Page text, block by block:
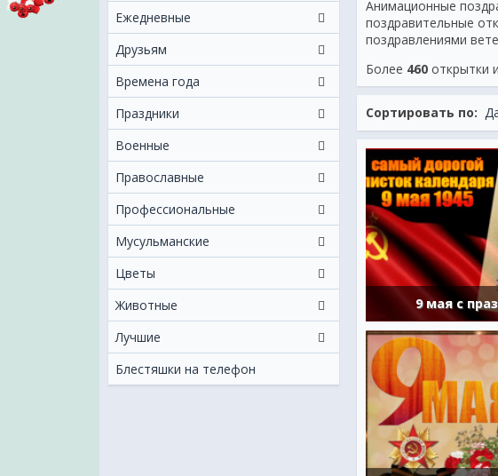
Ежeдневные
Друзьям
Времена года
Праздники
Военные
Православные
Профессиональные
Мусульманские
Цветы
Животные
Лучшие
Блестяшки на телефон
Анимационные
поздравительные
поздравлениями
Более 460 открытки
Сортировать по:
9 мая с